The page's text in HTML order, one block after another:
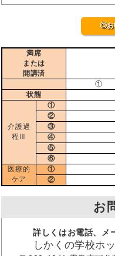
◎お
満席
または
開講済
①
状態
介護過
程Ⅲ
①
②
③
④
⑤
⑥
医療的
ケア
①
②
お
詳しくはお電話、メ
しかくの学校ホ